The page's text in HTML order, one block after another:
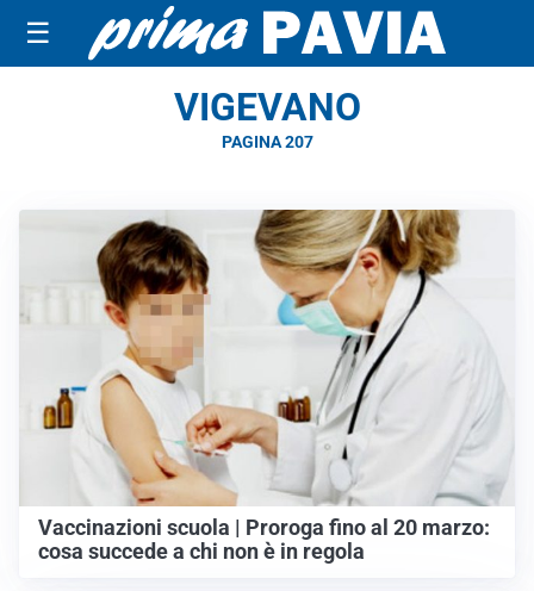
☰
VIGEVANO
PAGINA 207
Vaccinazioni scuola | Proroga fino al 20 marzo:
cosa succede a chi non è in regola